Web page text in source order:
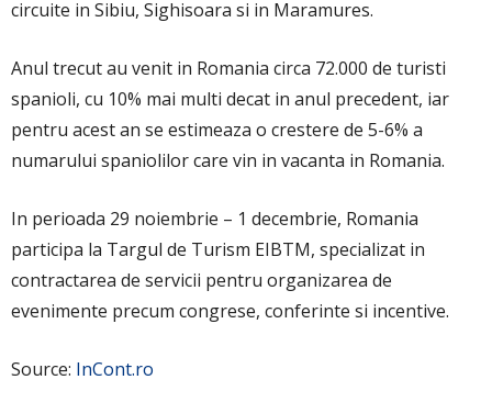
circuite in Sibiu, Sighisoara si in Maramures.
Anul trecut au venit in Romania circa 72.000 de turisti
spanioli, cu 10% mai multi decat in anul precedent, iar
pentru acest an se estimeaza o crestere de 5-6% a
numarului spaniolilor care vin in vacanta in Romania.
In perioada 29 noiembrie – 1 decembrie, Romania
participa la Targul de Turism EIBTM, specializat in
contractarea de servicii pentru organizarea de
evenimente precum congrese, conferinte si incentive.
Source: InCont.ro